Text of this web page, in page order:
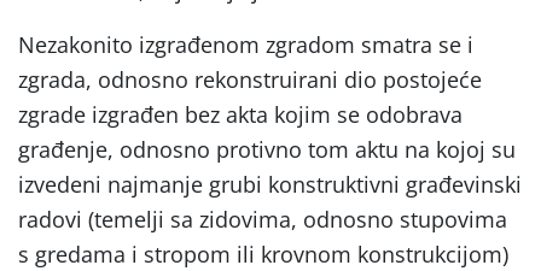
Nezakonito izgrađenom zgradom smatra se i
zgrada, odnosno rekonstruirani dio postojeće
zgrade izgrađen bez akta kojim se odobrava
građenje, odnosno protivno tom aktu na kojoj su
izvedeni najmanje grubi konstruktivni građevinski
radovi (temelji sa zidovima, odnosno stupovima
s gredama i stropom ili krovnom konstrukcijom)